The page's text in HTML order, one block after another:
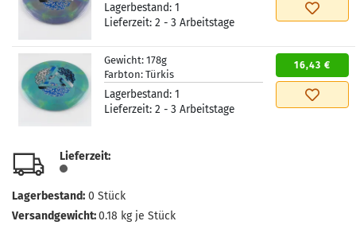
Lagerbestand: 1
Lieferzeit: 2 - 3 Arbeitstage
Gewicht: 178g
Farbton: Türkis
Lagerbestand: 1
Lieferzeit: 2 - 3 Arbeitstage
16,43 €
Lieferzeit:
Lagerbestand: 0 Stück
Versandgewicht:0.18 kg je Stück